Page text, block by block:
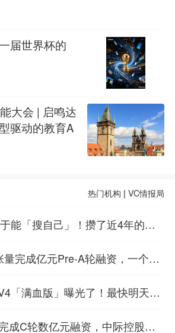
届世界杯的
大会 | 启鸣达
驱动的教育A
热门机构 |VC情报局
能「搜自己」！攒了近4年的对
完成亿元Pre-A轮融资，一个上
「满血版」曝光了！最快明天发
成C轮数亿元融资，中际控股领